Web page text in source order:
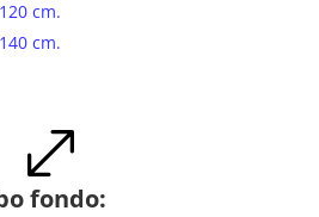
cm.
cm.
.
fondo: